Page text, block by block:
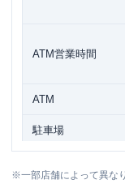
ATM営業時間
ATM
駐車場
※一部店舗によって異な